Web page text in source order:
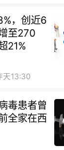
，创近6
至270
21%
天13:30
毒患者曾
全家在西